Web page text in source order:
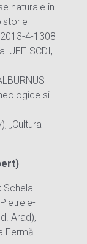
naturale în
4-1308
UEFISCDI,
si
„Cultura
Schela
Arad),
Fermă